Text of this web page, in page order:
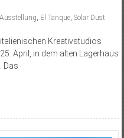
Ausstellung, El Tanque, Solar Dust
Kreativstudios
April, in dem alten Lagerhaus
Das